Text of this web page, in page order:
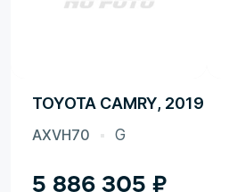
TOYOTA CAMRY, 2019
AXVH70 G
5 886 305 ₽